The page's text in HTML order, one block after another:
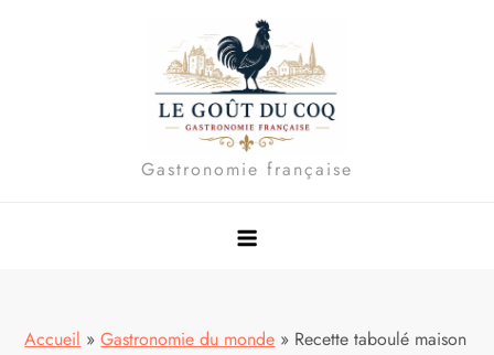
Gastronomie française
Accueil » Gastronomie du monde » Recette taboulé maison